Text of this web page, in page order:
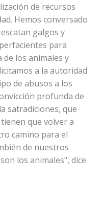
de recursos
Hemos conversado
galgos y
para
de los animales y
a la autoridad
de abusos a los
profunda de
satradiciones, que
que volver a
camino para el
de nuestros
los animales", dice